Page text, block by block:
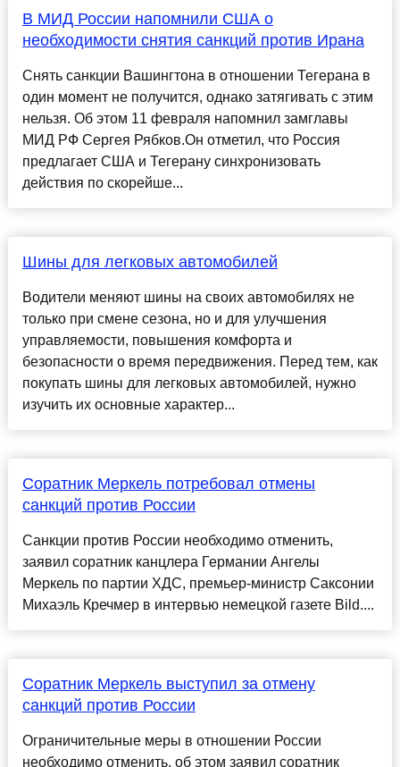
В МИД России напомнили США о
необходимости снятия санкций против Ирана
Снять санкции Вашингтона в отношении Тегерана в
один момент не получится, однако затягивать с этим
нельзя. Об этом 11 февраля напомнил замглавы
МИД РФ Сергея Рябков.Он отметил, что Россия
предлагает США и Тегерану синхронизовать
действия по скорейше...
Шины для легковых автомобилей
Водители меняют шины на своих автомобилях не
только при смене сезона, но и для улучшения
управляемости, повышения комфорта и
безопасности о время передвижения. Перед тем, как
покупать шины для легковых автомобилей, нужно
изучить их основные характер...
Соратник Меркель потребовал отмены
санкций против России
Санкции против России необходимо отменить,
заявил соратник канцлера Германии Ангелы
Меркель по партии ХДС, премьер-министр Саксонии
Михаэль Кречмер в интервью немецкой газете Bild....
Соратник Меркель выступил за отмену
санкций против России
Ограничительные меры в отношении России
необходимо отменить, об этом заявил соратник